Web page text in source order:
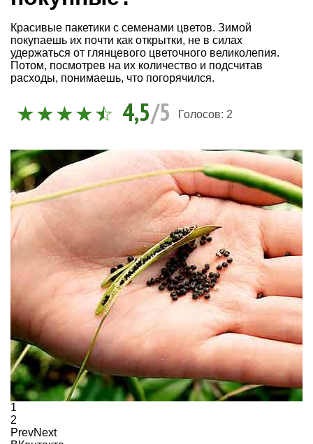
Красивые пакетики с семенами цветов. Зимой
покупаешь их почти как открытки, не в силах
удержаться от глянцевого цветочного великолепия.
Потом, посмотрев на их количество и подсчитав
расходы, понимаешь, что погорячился.
4,5/5 Голосов: 2
1
2
PrevNext